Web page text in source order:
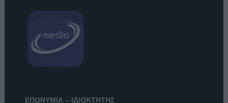
ΕΠΩΝΥΜΙΑ – ΙΔΙΟΚΤΗΤΗΣ